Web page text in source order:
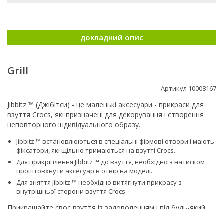
докладний опис
Grill
Артикул 10008167
Jibbitz ™ (Джібітси) - це маленькі аксесуари - прикраси для
взуття Crocs, які призначені для декорування і створення
неповторного індивідуального образу.
Jibbitz ™ встановлюються в спеціальні фірмові отвори і мають
фіксатори, які щільно тримаються на взутті Сrocs.
Для прикріплення Jibbitz ™ до взуття, необхідно з натиском
проштовхнути аксесуар в отвір на моделі.
Для зняття Jibbitz ™ необхідно витягнути прикрасу з
внутрішньої сторони взуття Сrocs.